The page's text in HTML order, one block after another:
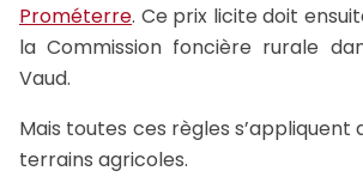
Prométerre. Ce prix licite doit
la Commission foncière rurale
Vaud.
Mais toutes ces règles
terrains agricoles.